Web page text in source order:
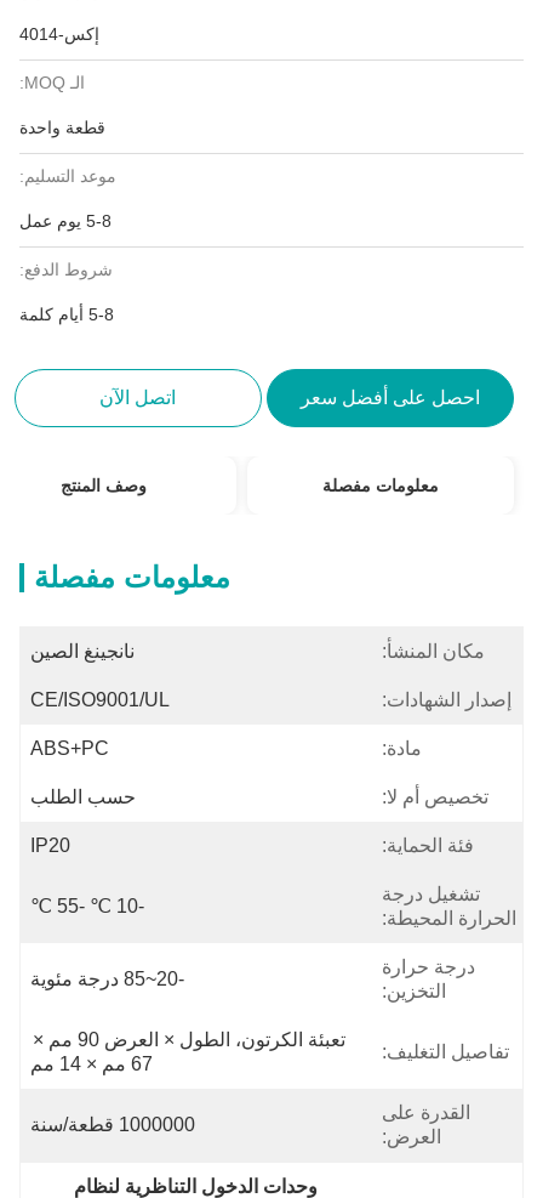
إكس-4014
الـ MOQ:
قطعة واحدة
موعد التسليم:
5-8 يوم عمل
شروط الدفع:
5-8 أيام كلمة
احصل على أفضل سعر اتصل الآن
معلومات مفصلة وصف المنتج
معلومات مفصلة
مكان المنشأ: نانجينغ الصين
إصدار الشهادات: CE/ISO9001/UL
مادة: ABS+PC
تخصيص أم لا: حسب الطلب
فئة الحماية: IP20
تشغيل درجة
الحرارة المحيطة:
درجة حرارة
التخزين:
تفاصيل التغليف:
تعبئة الكرتون، الطول × العرض 90 مم ×
67 مم × 14 مم
القدرة على
العرض:
1000000 قطعة/سنة
وحدات الدخول التناظرية لنظام